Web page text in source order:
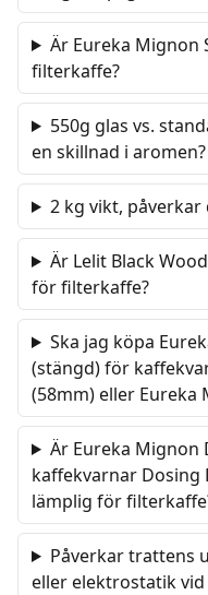
Är Eureka Mignon
filterkaffe?
550g glas vs.
en skillnad i aromen?
2 kg vikt,
Är Lelit Black
för filterkaffe?
Ska jag köpa
(stängd) för
(58mm) eller Eureka
Är Eureka
kaffekvarnar Dosing
lämplig för
Påverkar trattens
eller elektrostatik